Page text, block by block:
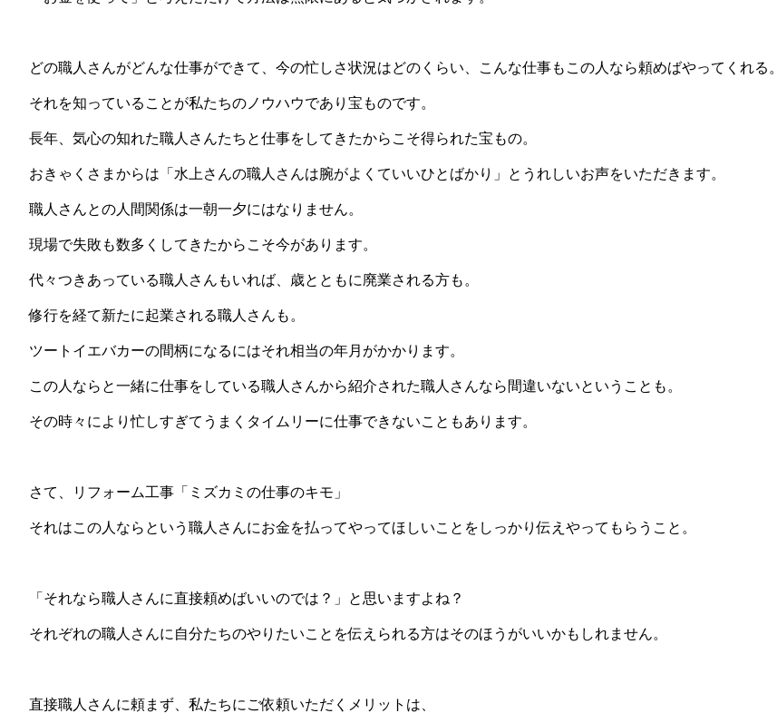
どの職人さんがどんな仕事ができて、今の忙しさ状況はどのくらい、こんな仕事もこの人なら頼めばやってくれる。
それを知っていることが私たちのノウハウであり宝ものです。
長年、気心の知れた職人さんたちと仕事をしてきたからこそ得られた宝もの。
おきゃくさまからは「水上さんの職人さんは腕がよくていいひとばかり」とうれしいお声をいただきます。
職人さんとの人間関係は一朝一夕にはなりません。
現場で失敗も数多くしてきたからこそ今があります。
代々つきあっている職人さんもいれば、歳とともに廃業される方も。
修行を経て新たに起業される職人さんも。
ツートイエバカーの間柄になるにはそれ相当の年月がかかります。
この人ならと一緒に仕事をしている職人さんから紹介された職人さんなら間違いないということも。
その時々により忙しすぎてうまくタイムリーに仕事できないこともあります。
さて、リフォーム工事「ミズカミの仕事のキモ」
それはこの人ならという職人さんにお金を払ってやってほしいことをしっかり伝えやってもらうこと。
「それなら職人さんに直接頼めばいいのでは？」と思いますよね？
それぞれの職人さんに自分たちのやりたいことを伝えられる方はそのほうがいいかもしれません。
直接職人さんに頼まず、私たちにご依頼いただくメリットは、